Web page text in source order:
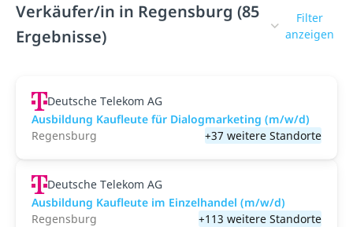
Verkäufer/in in Regensburg (85
Ergebnisse)
Filter
anzeigen
Deutsche Telekom AG
Ausbildung Kaufleute für Dialogmarketing (m/w/d)
Regensburg
+37 weitere Standorte
Deutsche Telekom AG
Ausbildung Kaufleute im Einzelhandel (m/w/d)
Regensburg
+113 weitere Standorte